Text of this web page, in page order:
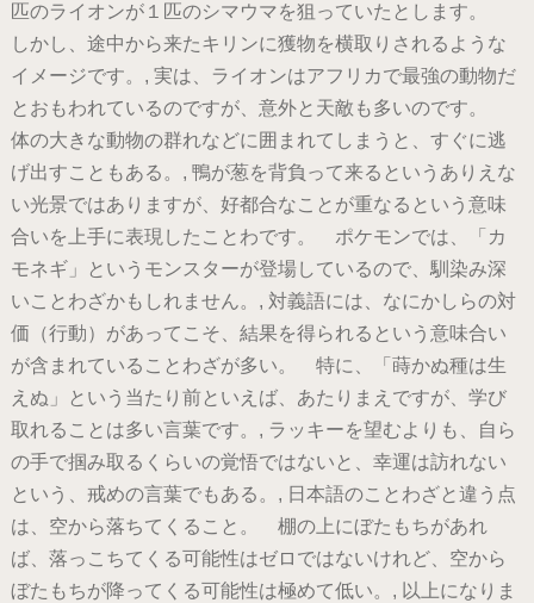
匹のライオンが１匹のシマウマを狙っていたとします。
しかし、途中から来たキリンに獲物を横取りされるような
イメージです。, 実は、ライオンはアフリカで最強の動物だ
とおもわれているのですが、意外と天敵も多いのです。
体の大きな動物の群れなどに囲まれてしまうと、すぐに逃
げ出すこともある。, 鴨が葱を背負って来るというありえな
い光景ではありますが、好都合なことが重なるという意味
合いを上手に表現したことわです。 ポケモンでは、「カ
モネギ」というモンスターが登場しているので、馴染み深
いことわざかもしれません。, 対義語には、なにかしらの対
価（行動）があってこそ、結果を得られるという意味合い
が含まれていることわざが多い。 特に、「蒔かぬ種は生
えぬ」という当たり前といえば、あたりまえですが、学び
取れることは多い言葉です。, ラッキーを望むよりも、自ら
の手で掴み取るくらいの覚悟ではないと、幸運は訪れない
という、戒めの言葉でもある。, 日本語のことわざと違う点
は、空から落ちてくること。 棚の上にぼたもちがあれ
ば、落っこちてくる可能性はゼロではないけれど、空から
ぼたもちが降ってくる可能性は極めて低い。, 以上になりま